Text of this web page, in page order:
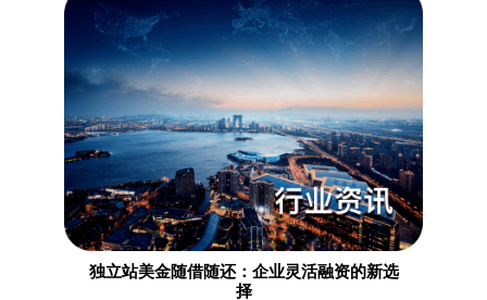
独立站美金随借随还：企业灵活融资的新选
择